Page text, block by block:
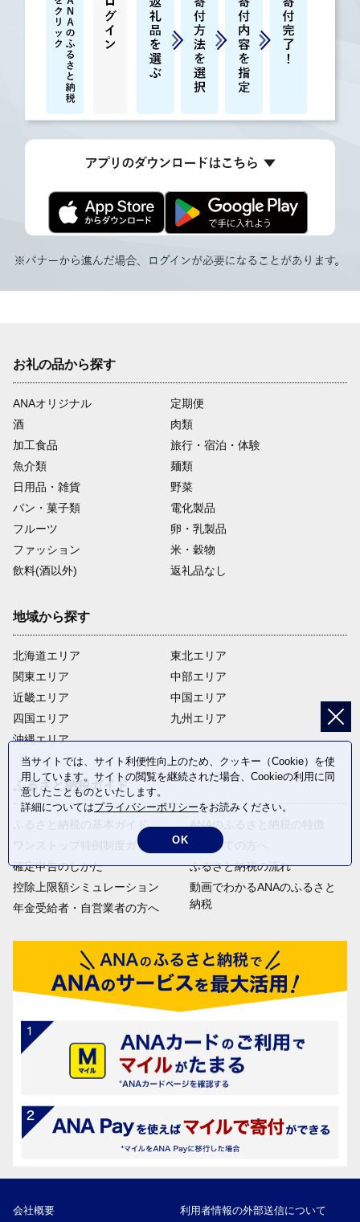
お礼の品から探す
ANAオリジナル
定期便
酒
肉類
加工食品
旅行・宿泊・体験
魚介類
麺類
日用品・雑貨
野菜
パン・菓子類
電化製品
フルーツ
卵・乳製品
ファッション
米・穀物
飲料(酒以外)
返礼品なし
地域から探す
北海道エリア
関東エリア
近畿エリア
四国エリア
沖縄エリア
東北エリア
中部エリア
中国エリア
九州エリア
ふるさと納税ガイド
ふるさと納税の基本ガイド
ワンストップ特例制度ガイド
確定申告のしかた
控除上限額シミュレーション
年金受給者・自営業者の方へ
ANAのふるさと納税の特徴
はじめての方へ
ふるさと納税の流れ
動画でわかるANAのふるさと
納税
会社概要 利用者情報の外部送信について
当サイトでは、サイト利便性向上のため、クッキー（Cookie）を使
用しています。サイトの閲覧を継続された場合、Cookieの利用に同
意したことものといたします。
詳細についてはプライバシーポリシーをお読みください。
OK